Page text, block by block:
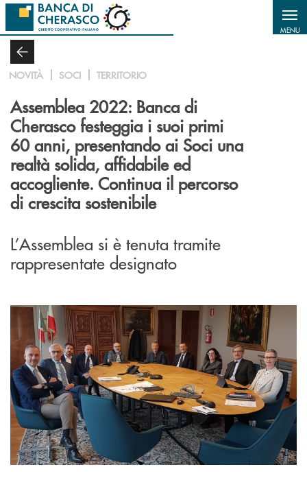
Salta al contenuto principale
MENU
NOVITÀ SOCI TERRITORIO
Assemblea 2022: Banca di
Cherasco festeggia i suoi primi
60 anni, presentando ai Soci una
realtà solida, affidabile ed
accogliente. Continua il percorso
di crescita sostenibile
L’Assemblea si è tenuta tramite
rappresentate designato